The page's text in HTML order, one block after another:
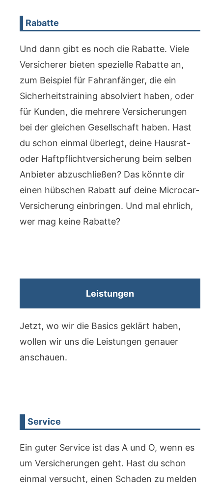
Rabatte
Und dann gibt es noch die Rabatte. Viele
Versicherer bieten spezielle Rabatte an,
zum Beispiel für Fahranfänger, die ein
Sicherheitstraining absolviert haben, oder
für Kunden, die mehrere Versicherungen
bei der gleichen Gesellschaft haben. Hast
du schon einmal überlegt, deine Hausrat-
oder Haftpflichtversicherung beim selben
Anbieter abzuschließen? Das könnte dir
einen hübschen Rabatt auf deine Microcar-
Versicherung einbringen. Und mal ehrlich,
wer mag keine Rabatte?
Leistungen
Jetzt, wo wir die Basics geklärt haben,
wollen wir uns die Leistungen genauer
anschauen.
Service
Ein guter Service ist das A und O, wenn es
um Versicherungen geht. Hast du schon
einmal versucht, einen Schaden zu melden